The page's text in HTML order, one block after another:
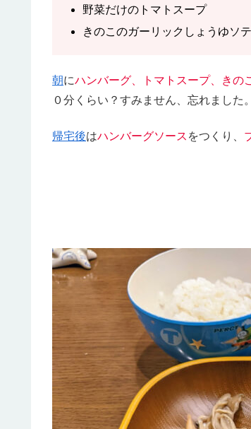
野菜だけのトマトスープ
きのこのガーリックしょうゆソ
朝にハンバーグ、トマトスープ、きの
０分くらい？すみません、忘れました
帰宅後はハンバーグソース をつくり、